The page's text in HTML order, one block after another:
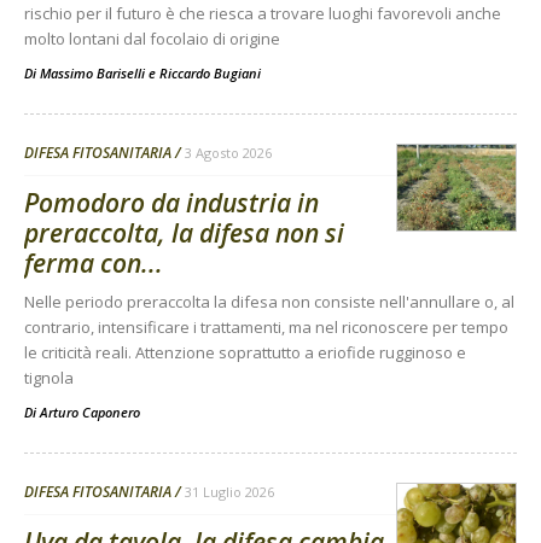
rischio per il futuro è che riesca a trovare luoghi favorevoli anche
molto lontani dal focolaio di origine
Di Massimo Bariselli e Riccardo Bugiani
DIFESA FITOSANITARIA 3 Agosto 2026
Pomodoro da industria in
preraccolta, la difesa non si
ferma con...
Nelle periodo preraccolta la difesa non consiste nell'annullare o, al
contrario, intensificare i trattamenti, ma nel riconoscere per tempo
le criticità reali. Attenzione soprattutto a eriofide rugginoso e
tignola
Di Arturo Caponero
DIFESA FITOSANITARIA 31 Luglio 2026